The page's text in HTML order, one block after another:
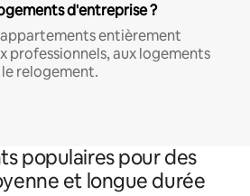
d'entreprise ?
entièrement
professionnels, aux logements
relogement.
populaires pour des
et longue durée